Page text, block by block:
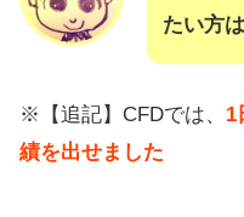
たい方
※【追記】CFDでは、 1
績を出せました